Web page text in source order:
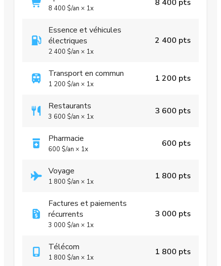
8 400 $/an × 1x
8 400 pts
Essence et véhicules
électriques
2 400 $/an × 1x
2 400 pts
Transport en commun
1 200 $/an × 1x
1 200 pts
Restaurants
3 600 $/an × 1x
3 600 pts
Pharmacie
600 $/an × 1x
600 pts
Voyage
1 800 $/an × 1x
1 800 pts
Factures et paiements
récurrents
3 000 $/an × 1x
3 000 pts
Télécom
1 800 $/an × 1x
1 800 pts